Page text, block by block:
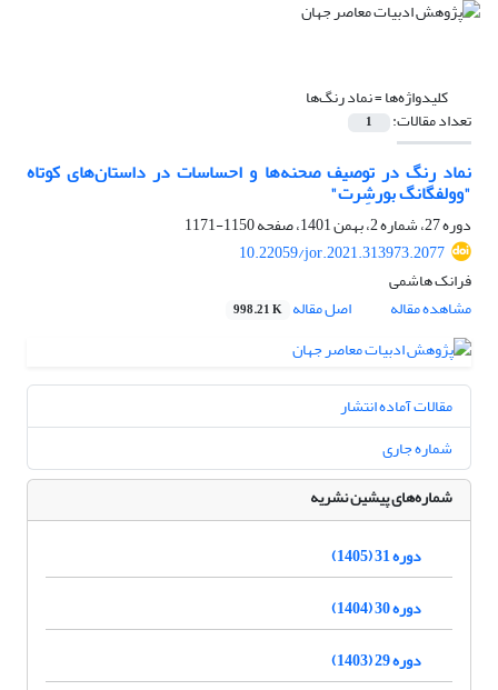
کلیدواژه‌ها =نماد رنگ‌ها
تعداد مقالات: 1
نماد رنگ در توصیف صحنه‌ها و احساسات در داستان‌های کوتاه
"وولفگانگ بورشِرت"
دوره 27، شماره 2، بهمن 1401، صفحه
1150-1171
10.22059/jor.2021.313973.2077
فرانک هاشمی
مشاهده مقاله
اصل مقاله 998.21 K
مقالات آماده انتشار
شماره جاری
شماره‌های پیشین نشریه
دوره 31 (1405)
دوره 30 (1404)
دوره 29 (1403)